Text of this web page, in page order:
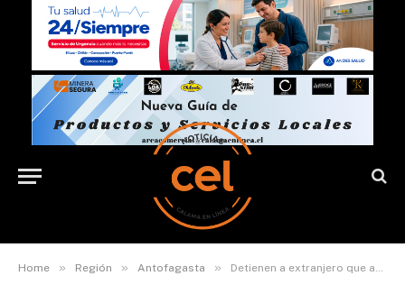
Home » Región » Antofagasta » Detienen a extranjero que asaltó con cuchillo un almacén en Antofagasta